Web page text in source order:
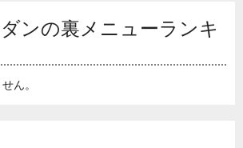
ンの裏メニューランキ
ん。